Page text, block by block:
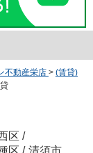
不動産栄店 > (賃貸)
区 /
区 / 清須市